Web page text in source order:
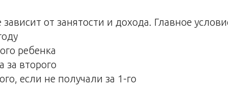
от занятости и дохода. Главное
ребенка
за второго
если не получали за 1-го